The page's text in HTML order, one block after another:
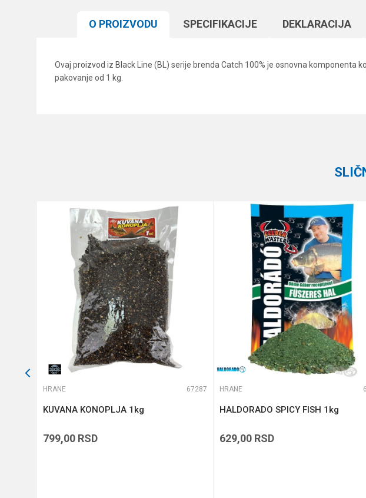
O PROIZVODU SPECIFIKACIJЕ DEKLARACIJA
Ovaj proizvod iz Black Line (BL) serije brenda Catch 100% je osnovna
pakovanje od 1 kg.
Anti-spam zaštita - izračunajte koliko je 9 - 4 :
HRANE 67287
KUVANA KONOPLJA 1kg
799,00 RSD
HRANE
HALDORADO SPICY FISH 1kg
629,00 RSD